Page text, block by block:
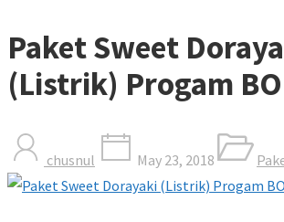
Paket Sweet
(Listrik) Progam
chusnul May 23, 2018